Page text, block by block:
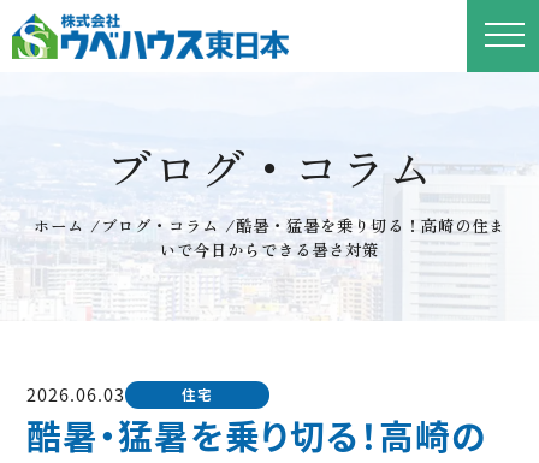
ブログ・コラム
ホーム /ブログ・コラム /酷暑・猛暑を乗り切る！高崎の住ま
いで今日からできる暑さ対策
2026.06.03 住宅
酷暑・猛暑を乗り切る！高崎の